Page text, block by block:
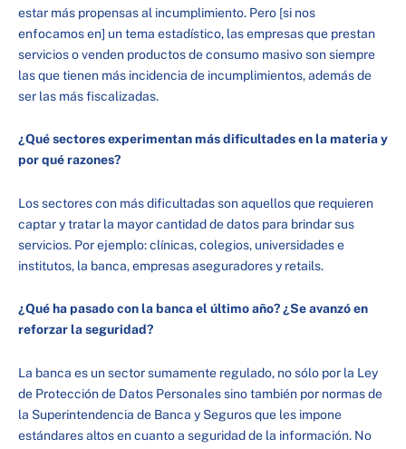
estar más propensas al incumplimiento. Pero [si nos
enfocamos en] un tema estadístico, las empresas que prestan
servicios o venden productos de consumo masivo son siempre
las que tienen más incidencia de incumplimientos, además de
ser las más fiscalizadas.
¿Qué sectores experimentan más dificultades en la materia y
por qué razones?
Los sectores con más dificultadas son aquellos que requieren
captar y tratar la mayor cantidad de datos para brindar sus
servicios. Por ejemplo: clínicas, colegios, universidades e
institutos, la banca, empresas aseguradores y retails.
¿Qué ha pasado con la banca el último año? ¿Se avanzó en
reforzar la seguridad?
La banca es un sector sumamente regulado, no sólo por la Ley
de Protección de Datos Personales sino también por normas de
la Superintendencia de Banca y Seguros que les impone
estándares altos en cuanto a seguridad de la información. No